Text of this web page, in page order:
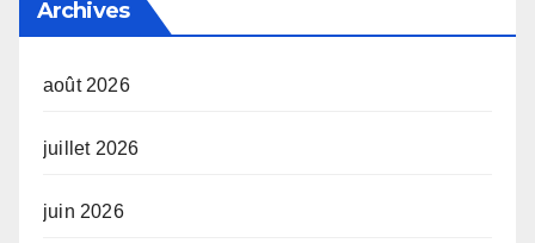
Archives
août 2026
juillet 2026
juin 2026